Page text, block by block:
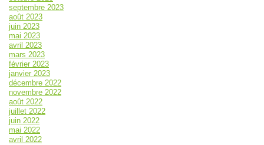
septembre 2023
août 2023
juin 2023
mai 2023
avril 2023
mars 2023
février 2023
janvier 2023
décembre 2022
novembre 2022
août 2022
juillet 2022
juin 2022
mai 2022
avril 2022